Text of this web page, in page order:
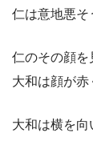
仁は意地悪そ
仁のその顔を
大和は顔が赤
大和は横を向